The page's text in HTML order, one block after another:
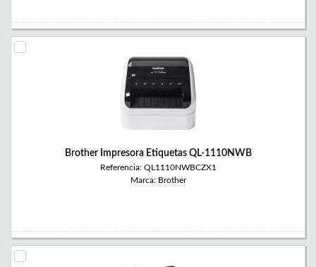
Brother Impresora Etiquetas QL-1110NWB
Referencia: QL1110NWBCZX1
Marca: Brother